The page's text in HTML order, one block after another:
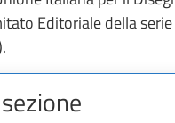
Editoriale della